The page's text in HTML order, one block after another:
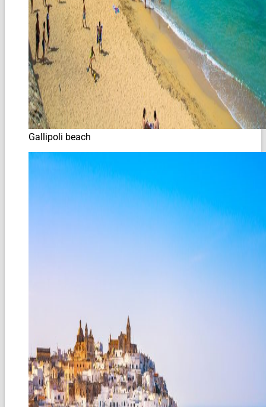
Gallipoli beach